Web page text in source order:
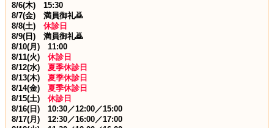
8/6(木) 15:30
8/7(金) 満員御礼🙇
8/8(土) 休診日
8/9(日) 満員御礼🙇
8/10(月) 11:00
8/11(火) 休診日
8/12(水) 夏季休診日
8/13(木) 夏季休診日
8/14(金) 夏季休診日
8/15(土) 休診日
8/16(日) 10:30／12:00／15:00
8/17(月) 12:30／16:00／17:00